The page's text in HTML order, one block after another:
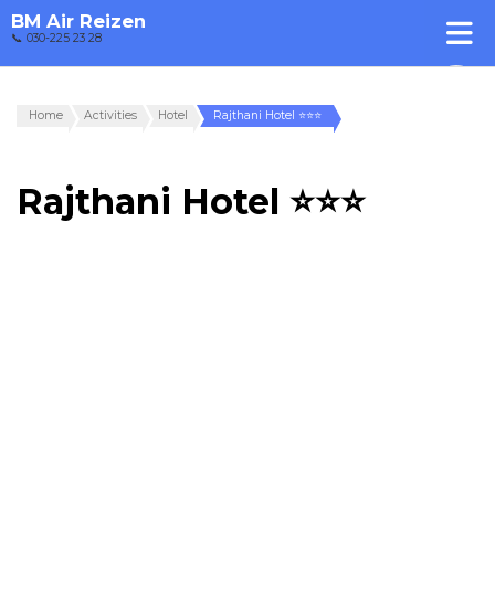
BM Air Reizen
📞 030-225 23 28
Home Activities Hotel Rajthani Hotel ⭐⭐⭐
Rajthani Hotel ⭐⭐⭐